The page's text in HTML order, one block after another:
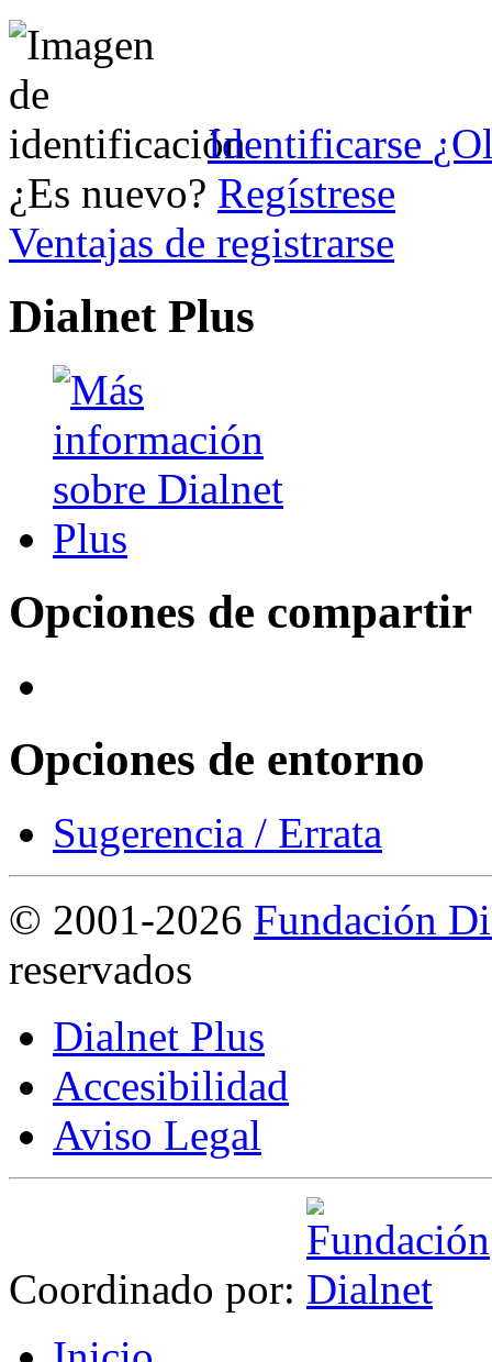
Identificarse
¿Es nuevo? Regístrese
Ventajas de registrarse
Dialnet Plus
Opciones de compartir
Opciones de entorno
Sugerencia / Errata
© 2001-2026 Fundación
reservados
Dialnet Plus
Accesibilidad
Aviso Legal
Coordinado por: